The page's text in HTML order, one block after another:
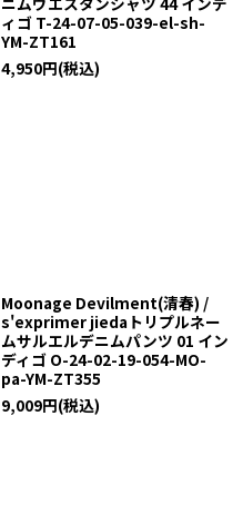
ィゴ T-24-07-05-039-el-sh-
YM-ZT161
4,950円(税込)
Moonage Devilment(清春) /
s'exprimer jiedaトリプルネー
ムサルエルデニムパンツ 01 イン
ディゴ O-24-02-19-054-MO-
pa-YM-ZT355
9,009円(税込)